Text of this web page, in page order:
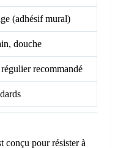
(adhésif mural)
douche
recommandé
conçu pour résister à